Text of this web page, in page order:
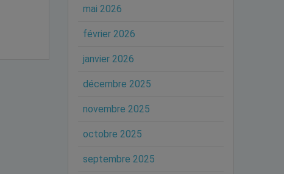
mai 2026
février 2026
janvier 2026
décembre 2025
novembre 2025
octobre 2025
septembre 2025